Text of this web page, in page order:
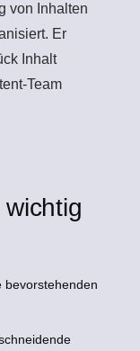
von Inhalten
Er
Inhalt
Team
bevorstehenden